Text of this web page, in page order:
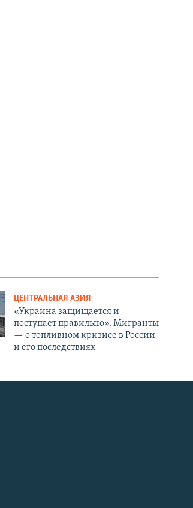
ЦЕНТРАЛЬНАЯ АЗИЯ
«Украина защищается и
поступает правильно». Мигранты
— о топливном кризисе в России
и его последствиях